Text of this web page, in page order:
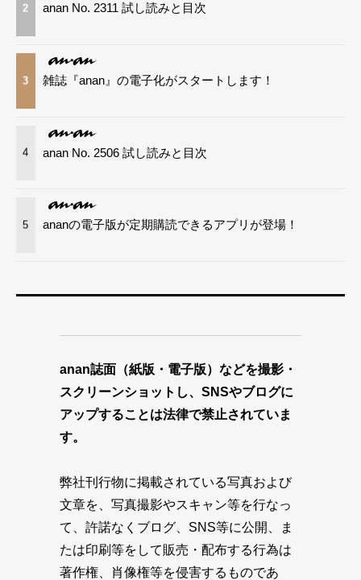
2 anan No. 2311 試し読みと目次
3 雑誌『anan』の電子化がスタートします！
4 anan No. 2506 試し読みと目次
5 ananの電子版が定期購読できるアプリが登場！
anan誌面（紙版・電子版）などを撮影・
スクリーンショットし、SNSやブログに
アップすることは法律で禁止されていま
す。
弊社刊行物に掲載されている写真および
文章を、写真撮影やスキャン等を行なっ
て、許諾なくブログ、SNS等に公開、ま
たは印刷等をして販売・配布する行為は
著作権、肖像権等を侵害するものであ